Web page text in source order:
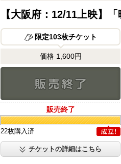
【大阪府：12/11上映】
限定103枚チケット
価格 1,600円
販売終了
販売終了
22枚購入済
成立
チケットの詳細はこちら